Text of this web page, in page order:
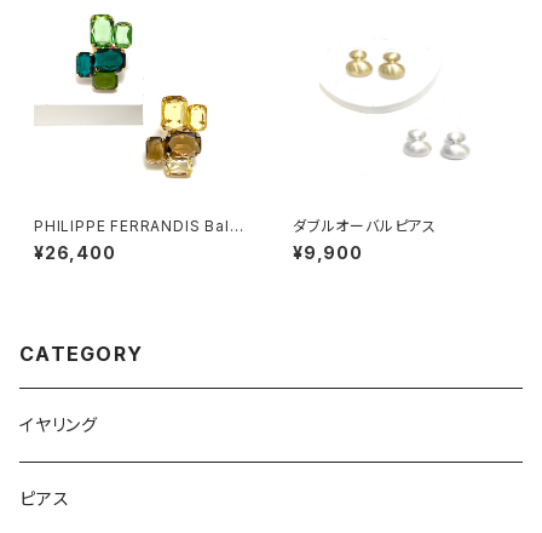
PHILIPPE FERRANDIS Balé
ares リング#1
¥26,400
ダブルオーバルピアス
¥9,900
CATEGORY
イヤリング
ピアス